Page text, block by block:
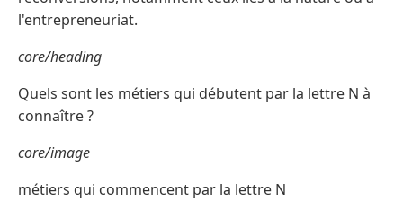
l'entrepreneuriat.
core/heading
Quels sont les métiers qui débutent par la lettre N à
connaître ?
core/image
métiers qui commencent par la lettre N